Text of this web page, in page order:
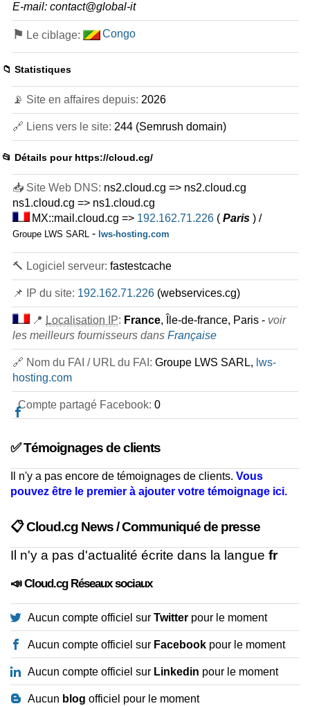
E-mail: contact@global-it
⚑ Le ciblage: Congo
📁 Statistiques
📡 Site en affaires depuis: 2026
🔗 Liens vers le site: 244 (Semrush domain)
📂 Détails pour https://cloud.cg/
📥 Site Web DNS: ns2.cloud.cg => ns2.cloud.cg
ns1.cloud.cg => ns1.cloud.cg
MX::mail.cloud.cg => 192.162.71.226 ( Paris ) /
Groupe LWS SARL - lws-hosting.com
🔨 Logiciel serveur: fastestcache
📌 IP du site: 192.162.71.226 (webservices.cg)
📍 Localisation IP: France, Île-de-france, Paris - voir
les meilleurs fournisseurs dans Française
🔗 Nom du FAI / URL du FAI: Groupe LWS SARL, lws-
hosting.com
Compte partagé Facebook: 0
✅ Témoignages de clients
Il n'y a pas encore de témoignages de clients. Vous
pouvez être le premier à ajouter votre témoignage ici.
📋 Cloud.cg News / Communiqué de presse
Il n'y a pas d'actualité écrite dans la langue fr
📣 Cloud.cg Réseaux sociaux
Aucun compte officiel sur Twitter pour le moment
Aucun compte officiel sur Facebook pour le moment
Aucun compte officiel sur Linkedin pour le moment
Aucun blog officiel pour le moment